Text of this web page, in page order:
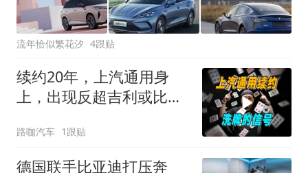
流年恰似繁花汐 4跟贴
续约20年，上汽通用身
上，出现反超吉利或比亚
路咖汽车 1跟贴
德国联手比亚迪打压奔